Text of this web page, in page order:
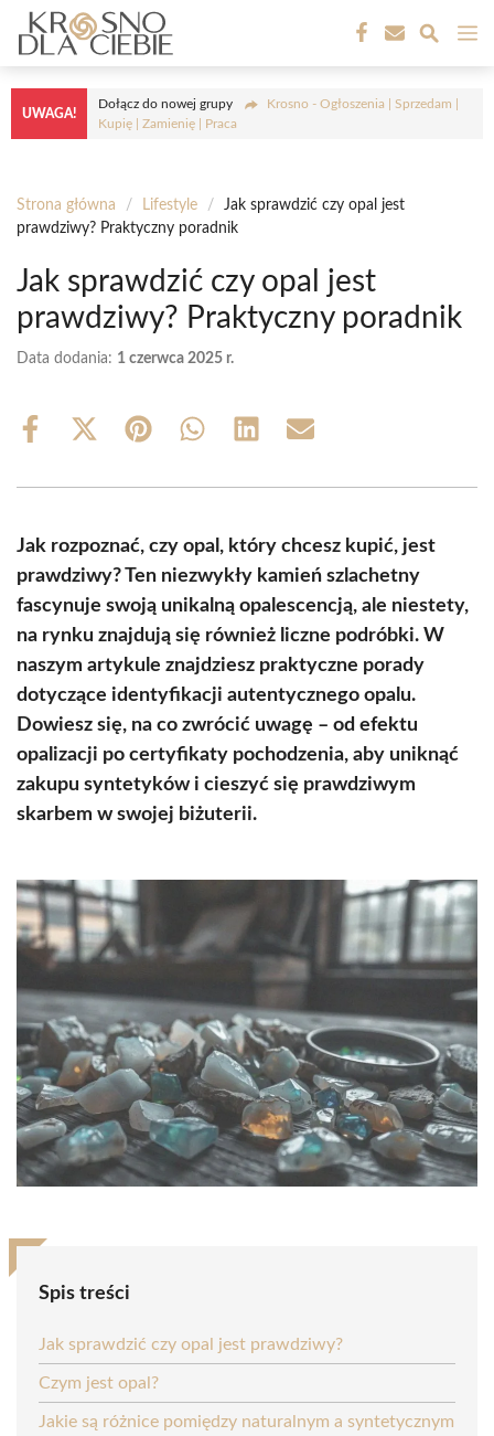
Przejdź
treści
UWAGA!
Dołącz do nowej grupy
Krosno - Ogłoszenia | Sprzedam |
Kupię | Zamienię | Praca
Strona główna / Lifestyle /
Jak sprawdzić czy opal jest
prawdziwy? Praktyczny poradnik
Jak sprawdzić czy opal jest
prawdziwy? Praktyczny poradnik
Data dodania: 1 czerwca 2025 r.
Share
Share
(Twitter)
Share Share Share Share
Jak rozpoznać, czy opal, który chcesz kupić, jest
prawdziwy? Ten niezwykły kamień szlachetny
fascynuje swoją unikalną opalescencją, ale niestety,
na rynku znajdują się również liczne podróbki. W
naszym artykule znajdziesz praktyczne porady
dotyczące identyfikacji autentycznego opalu.
Dowiesz się, na co zwrócić uwagę – od efektu
opalizacji po certyfikaty pochodzenia, aby uniknąć
zakupu syntetyków i cieszyć się prawdziwym
skarbem w swojej biżuterii.
Spis treści
Jak sprawdzić czy opal jest prawdziwy?
Czym jest opal?
Jakie są różnice pomiędzy naturalnym a syntetycznym